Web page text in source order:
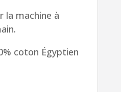
la machine à
coton Égyptien